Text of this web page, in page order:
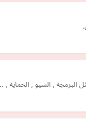
البرمجة , السيو , الحماية ,